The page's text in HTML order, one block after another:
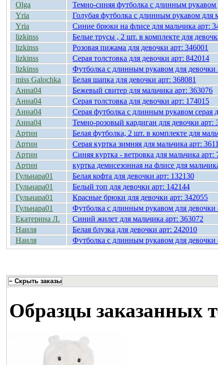
Olga
Темно-синяя футболка с длинным рукавом
Yria
Голубая футболка с длинным рукавом для
Yria
Синие брюки на флисе для мальчика арт:
lizkinss
Белые трусы , 2 шт. в комплекте для
lizkinss
Розовая пижама для девочки арт: 346001
lizkinss
Серая толстовка для девочки арт: 842014
lizkinss
Футболка с длинным рукавом для девочки
miss Galochka
Белая шапка для девочки арт: 368081
Анна04
Бежевый свитер для мальчика арт: 363076
Анна04
Серая толстовка для девочки арт: 174015
Анна04
Серая футболка с длинным рукавом серая
Анна04
Темно-розовый кардиган для девочки арт:
Артин
Белая футболка, 2 шт. в комплекте для
Артин
Серая куртка зимняя для мальчика арт:
Артин
Синяя куртка - ветровка для мальчика арт:
Артин
куртка демисезонная на флисе для
Гульнара01
Белая кофта для девочки арт: 132130
Гульнара01
Белый топ для девочки арт: 142144
Гульнара01
Красные брюки для девочки арт: 342055
Гульнара01
Футболка с длинным рукавом для девочки
Екатерина Л.
Синий жилет для мальчика арт: 363072
Наиля
Белая блузка для девочки арт: 242010
Наиля
Футболка с длинным рукавом для девочки
Образцы заказанных